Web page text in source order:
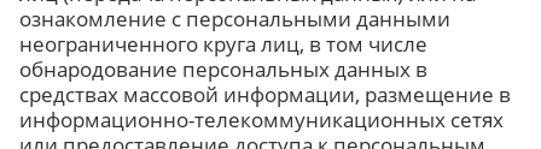
ознакомление с персональными данными
неограниченного круга лиц, в том числе
обнародование персональных данных в
средствах массовой информации, размещение в
информационно-телекоммуникационных сетях